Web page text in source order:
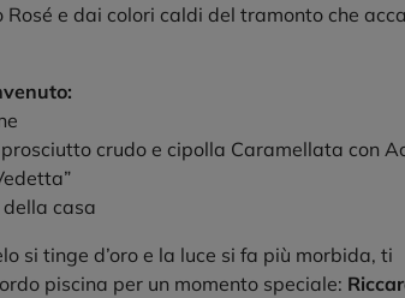
Rosé e dai colori caldi del tramonto che
crudo e cipolla Caramellata con
della casa
si tinge d’oro e la luce si fa più morbida, ti
piscina per un momento speciale: